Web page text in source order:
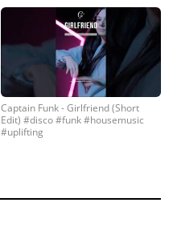
Captain Funk - Girlfriend (Short
Edit) #disco #funk #housemusic
#uplifting